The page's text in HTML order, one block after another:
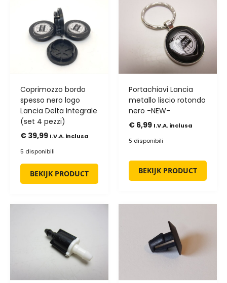
Coprimozzo bordo
spesso nero logo
Lancia Delta Integrale
(set 4 pezzi)
€ 39,99 I.V.A. inclusa
5 disponibili
BEKIJK PRODUCT
Portachiavi Lancia
metallo liscio rotondo
nero -NEW-
€ 6,99 I.V.A. inclusa
5 disponibili
BEKIJK PRODUCT